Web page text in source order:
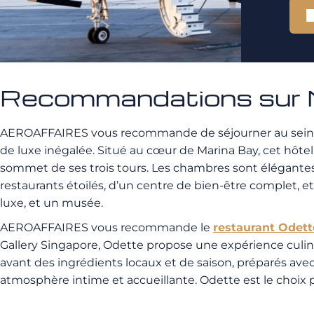
Recommandations sur
AEROAFFAIRES vous recommande de séjourner au
de luxe inégalée. Situé au cœur de Marina Bay, cet
sommet de ses trois tours. Les chambres sont
restaurants étoilés, d’un centre de bien-être complet,
luxe, et un musée.
AEROAFFAIRES vous recommande le restaurant
Gallery Singapore, Odette propose une expérience
avant des ingrédients locaux et de saison, préparés
atmosphère intime et accueillante. Odette est le choix